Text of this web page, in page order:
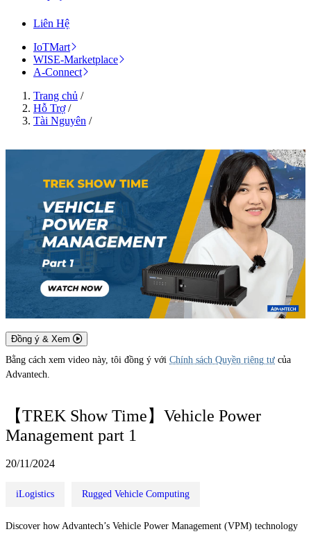
Liên Hệ
IoTMart
WISE-Marketplace
A-Connect
Trang chủ /
Hỗ Trợ/
Tài Nguyên /
Đồng ý & Xem
Bằng cách xem video này, tôi đồng ý với Chính sách Quyền riêng tư của
Advantech.
【TREK Show Time】Vehicle Power
Management part 1
20/11/2024
iLogistics Rugged Vehicle Computing
Discover how Advantech’s Vehicle Power Management (VPM) technology